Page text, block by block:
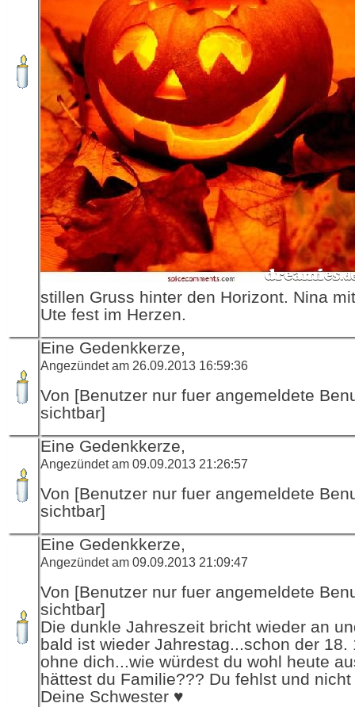
stillen Gruss hinter den Horizont. Nina
Ute fest im Herzen.
Eine Gedenkkerze,
Angezündet am 26.09.2013 16:59:36
Von [Benutzer nur fuer angemeldete
sichtbar]
Eine Gedenkkerze,
Angezündet am 09.09.2013 21:26:57
Von [Benutzer nur fuer angemeldete
sichtbar]
Eine Gedenkkerze,
Angezündet am 09.09.2013 21:09:47
Von [Benutzer nur fuer angemeldete
sichtbar]
Die dunkle Jahreszeit bricht wieder an
bald ist wieder Jahrestag...schon der 18.
ohne dich...wie würdest du wohl heute
hättest du Familie??? Du fehlst und
Deine Schwester ♥